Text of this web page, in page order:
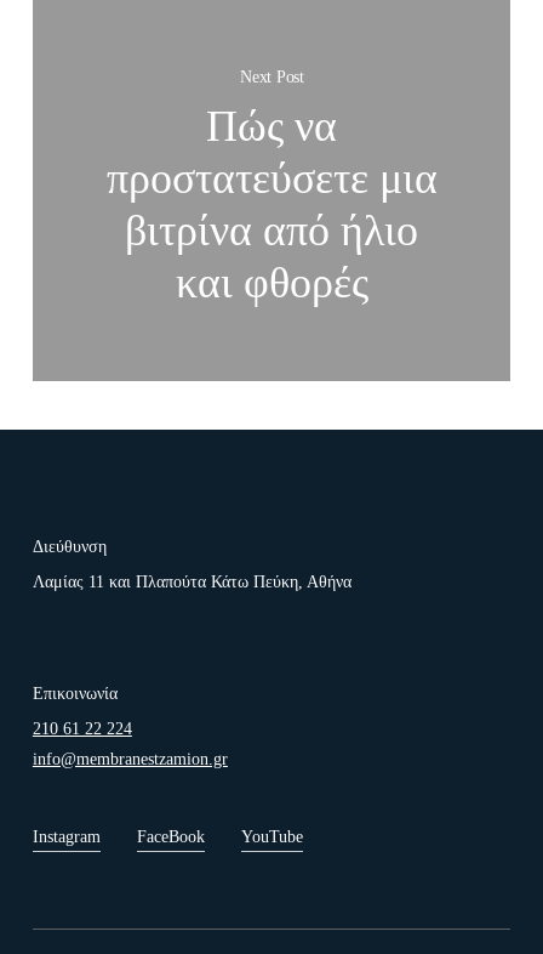
Next Post
Πώς να
προστατεύσετε μια
βιτρίνα από ήλιο
και φθορές
Διεύθυνση
Λαμίας 11 και Πλαπούτα Κάτω Πεύκη, Αθήνα
Επικοινωνία
210 61 22 224
info@membranestzamion.gr
Instagram FaceBook YouTube